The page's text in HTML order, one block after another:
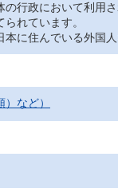
行政において利用
れています。
に住んでいる外国人
など）